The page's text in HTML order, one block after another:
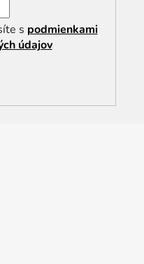
s podmienkami
údajov